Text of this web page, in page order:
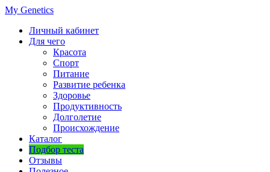
My Genetics
Личный кабинет
Для чего
Красота
Спорт
Питание
Развитие ребенка
Здоровье
Продуктивность
Долголетие
Происхождение
Каталог
Подбор теста
Отзывы